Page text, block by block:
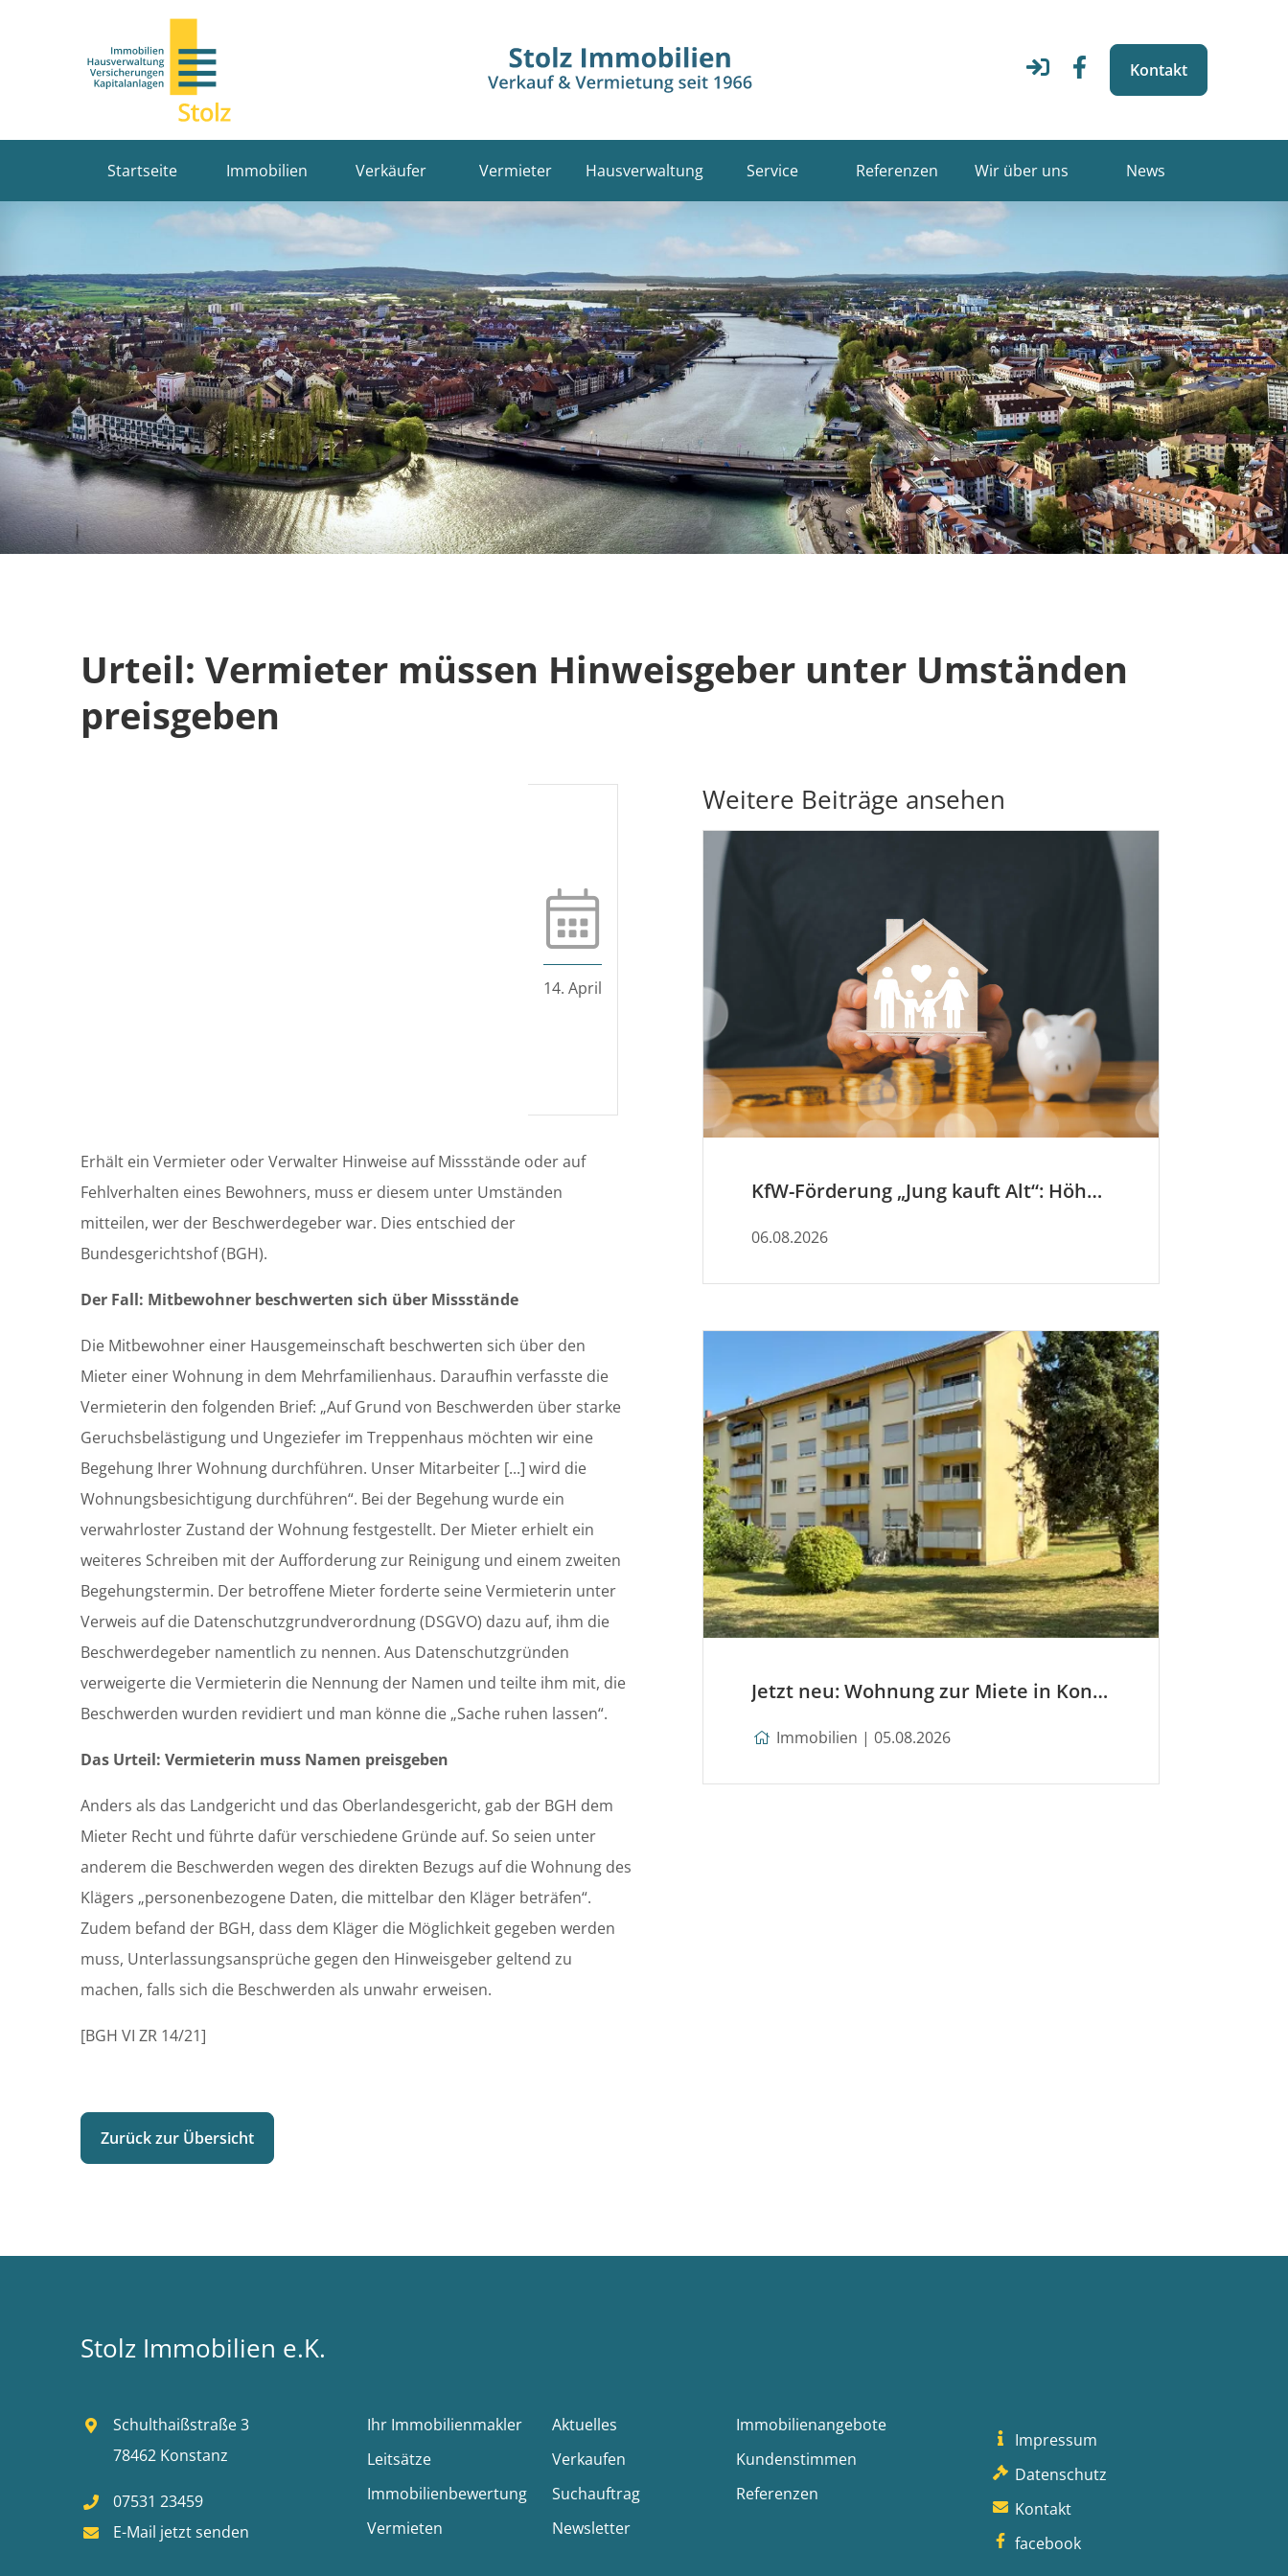
Kontakt
Startseite Immobilien Verkäufer Vermieter Hausverwaltung Service Referenzen Wir über uns News
Urteil: Vermieter müssen Hinweisgeber unter Umständen
preisgeben
14. April
Erhält ein Vermieter oder Verwalter Hinweise auf Missstände oder auf
Fehlverhalten eines Bewohners, muss er diesem unter Umständen
mitteilen, wer der Beschwerdegeber war. Dies entschied der
Bundesgerichtshof (BGH).
Der Fall: Mitbewohner beschwerten sich über Missstände
Die Mitbewohner einer Hausgemeinschaft beschwerten sich über den
Mieter einer Wohnung in dem Mehrfamilienhaus. Daraufhin verfasste die
Vermieterin den folgenden Brief: „Auf Grund von Beschwerden über starke
Geruchsbelästigung und Ungeziefer im Treppenhaus möchten wir eine
Begehung Ihrer Wohnung durchführen. Unser Mitarbeiter [...] wird die
Wohnungsbesichtigung durchführen“. Bei der Begehung wurde ein
verwahrloster Zustand der Wohnung festgestellt. Der Mieter erhielt ein
weiteres Schreiben mit der Aufforderung zur Reinigung und einem zweiten
Begehungstermin. Der betroffene Mieter forderte seine Vermieterin unter
Verweis auf die Datenschutzgrundverordnung (DSGVO) dazu auf, ihm die
Beschwerdegeber namentlich zu nennen. Aus Datenschutzgründen
verweigerte die Vermieterin die Nennung der Namen und teilte ihm mit, die
Beschwerden wurden revidiert und man könne die „Sache ruhen lassen“.
Das Urteil: Vermieterin muss Namen preisgeben
Anders als das Landgericht und das Oberlandesgericht, gab der BGH dem
Mieter Recht und führte dafür verschiedene Gründe auf. So seien unter
anderem die Beschwerden wegen des direkten Bezugs auf die Wohnung des
Klägers „personenbezogene Daten, die mittelbar den Kläger beträfen“.
Zudem befand der BGH, dass dem Kläger die Möglichkeit gegeben werden
muss, Unterlassungsansprüche gegen den Hinweisgeber geltend zu
machen, falls sich die Beschwerden als unwahr erweisen.
[BGH VI ZR 14/21]
Zurück zur Übersicht
Weitere Beiträge ansehen
KfW-Förderung „Jung kauft Alt“: Höhere Kredite ab August 2026
06.08.2026
Jetzt neu: Wohnung zur Miete in Konstanz
Immobilien | 05.08.2026
Stolz Immobilien e.K.
Schulthaißstraße 3
78462 Konstanz
07531 23459
E-Mail jetzt senden
Ihr Immobilienmakler Aktuelles
Immobilienangebote
Leitsätze
Verkaufen
Kundenstimmen
Immobilienbewertung
Suchauftrag
Referenzen
Vermieten
Newsletter
Impressum
Datenschutz
Kontakt
facebook